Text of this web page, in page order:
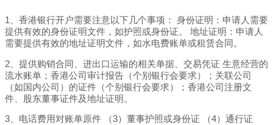
1、香港银行开户需要注意以下几个事项： 身份证明：申请人需要
提供有效的身份证明文件，如护照或身份证。 地址证明：申请人
需要提供有效的地址证明文件，如水电费账单或租赁合同。
2、提供购销合同、进出口运输的相关单据、交易凭证 生意经营的
流水账单；香港公司审计报告（个别银行会要求）；关联公司
（如国内公司）的证件（个别银行会要求）；香港公司注册文
件、股东董事证件及地址证明。
3、电话费用对账单原件 （3）董事护照或身份证 （4）通行证